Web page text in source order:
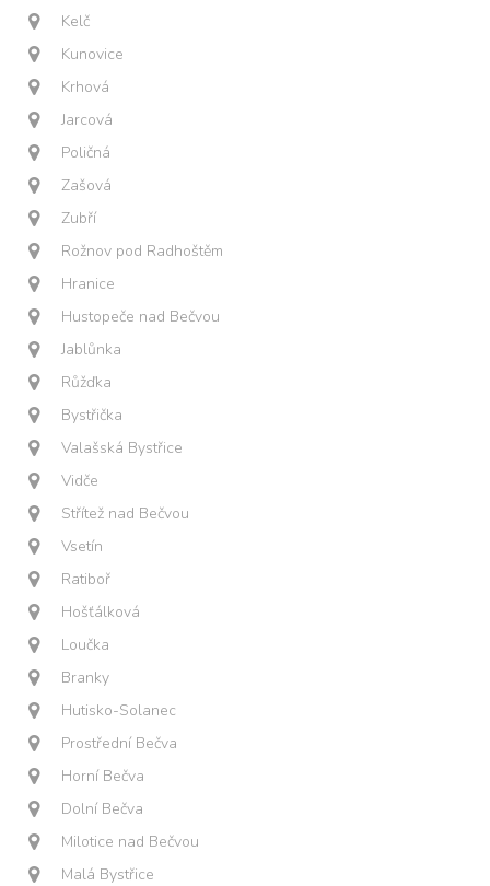
Kelč
Kunovice
Krhová
Jarcová
Poličná
Zašová
Zubří
Rožnov pod Radhoštěm
Hranice
Hustopeče nad Bečvou
Jablůnka
Růžďka
Bystřička
Valašská Bystřice
Vidče
Střítež nad Bečvou
Vsetín
Ratiboř
Hošťálková
Loučka
Branky
Hutisko-Solanec
Prostřední Bečva
Horní Bečva
Dolní Bečva
Milotice nad Bečvou
Malá Bystřice